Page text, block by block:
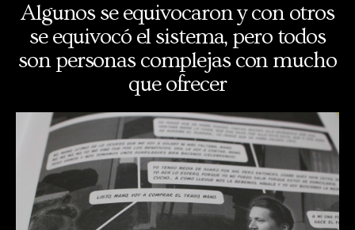
Algunos se equivocaron y con otros
se equivocó el sistema, pero todos
son personas complejas con mucho
que ofrecer